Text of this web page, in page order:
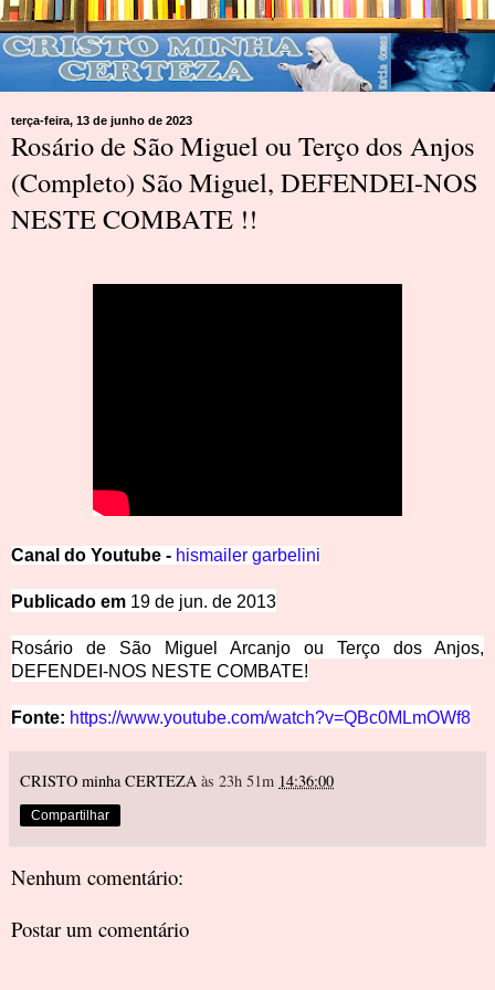
terça-feira, 13 de junho de 2023
Rosário de São Miguel ou Terço dos Anjos
(Completo) São Miguel, DEFENDEI-NOS
NESTE COMBATE !!
Canal do Youtube - hismailer garbelini
Pub licado em 19 de jun. de 2013
Rosário de São Miguel Arcanjo ou Terço dos Anjos,
DEFENDEI-NOS NESTE COMBATE!
Fonte: https://www.youtube.com/watch?v=QBc0MLmOWf8
CRISTO minha CERTEZA às 23h 51m 14:36:00
Compartilhar
Nenhum comentário:
Postar um comentário